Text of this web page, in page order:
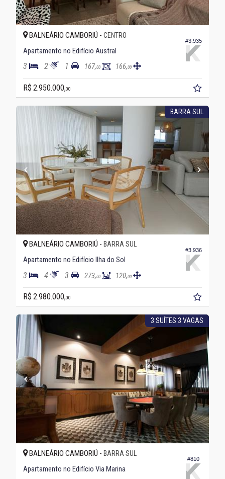
#3.935
BALNEÁRIO CAMBORIÚ - CENTRO
Apartamento no Edifício Austral
3 2 1 167,00 166,00
R$ 2.950.000,00
BARRA SUL
#3.936
BALNEÁRIO CAMBORIÚ - BARRA SUL
Apartamento no Edifício Ilha do Sol
3 4 3 273,00 120,00
R$ 2.980.000,00
3 SUÍTES 3 VAGAS
#810
BALNEÁRIO CAMBORIÚ - BARRA SUL
Apartamento no Edifício Via Marina